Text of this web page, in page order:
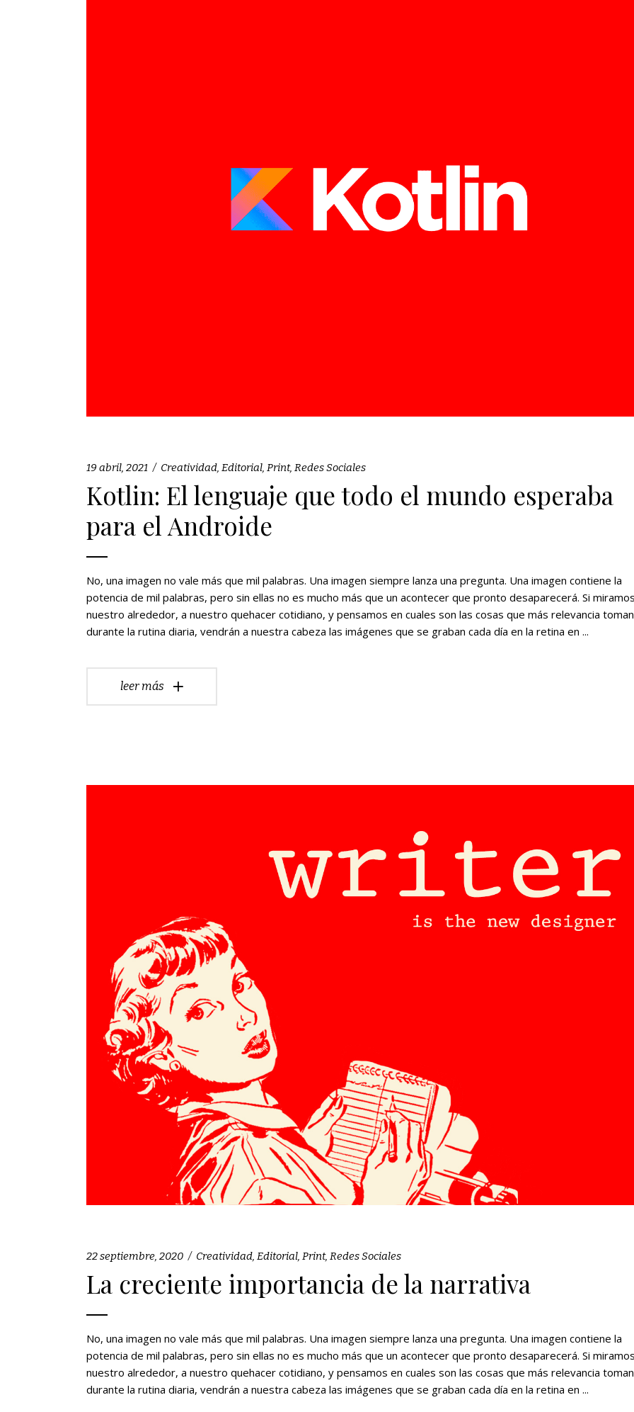
19 abril, 2021 Creatividad Editorial Print, Redes Sociales
Kotlin: El lenguaje que todo el mundo esperaba
para el Androide
No, una imagen no vale más que mil palabras. Una imagen siempre lanza una pregunta. Una imagen contiene la
potencia de mil palabras, pero sin ellas no es mucho más que un acontecer que pronto desaparecerá. Si
nuestro alrededor, a nuestro quehacer cotidiano, y pensamos en cuales son las cosas que más relevancia toman
durante la rutina diaria, vendrán a nuestra cabeza las imágenes que se graban cada día en la retina en
leer más
22 septiembre, 2020 Creatividad, Editorial, Print, Redes Sociales
La creciente importancia de la narrativa
No, una imagen no vale más que mil palabras. Una imagen siempre lanza una pregunta. Una imagen contiene la
potencia de mil palabras, pero sin ellas no es mucho más que un acontecer que pronto desaparecerá. Si
nuestro alrededor, a nuestro quehacer cotidiano, y pensamos en cuales son las cosas que más relevancia toman
durante la rutina diaria, vendrán a nuestra cabeza las imágenes que se graban cada día en la retina en